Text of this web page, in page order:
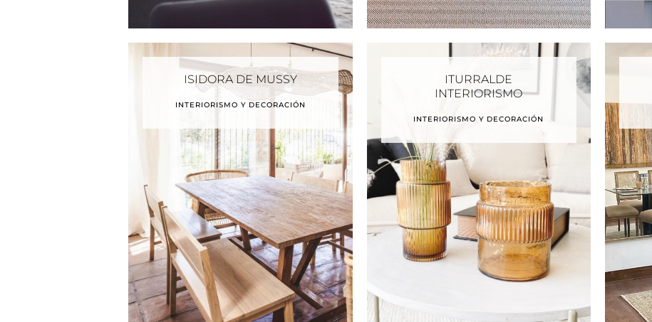
ISIDORA DE MUSSY
INTERIORISMO Y DECORACIÓN
ITURRALDE
INTERIORISMO
INTERIORISMO Y DECORACIÓN